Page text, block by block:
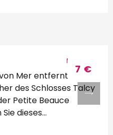
7 €
Mer entfernt ragen
des Schlosses Talcy
Petite Beauce
dieses...
Buchbar